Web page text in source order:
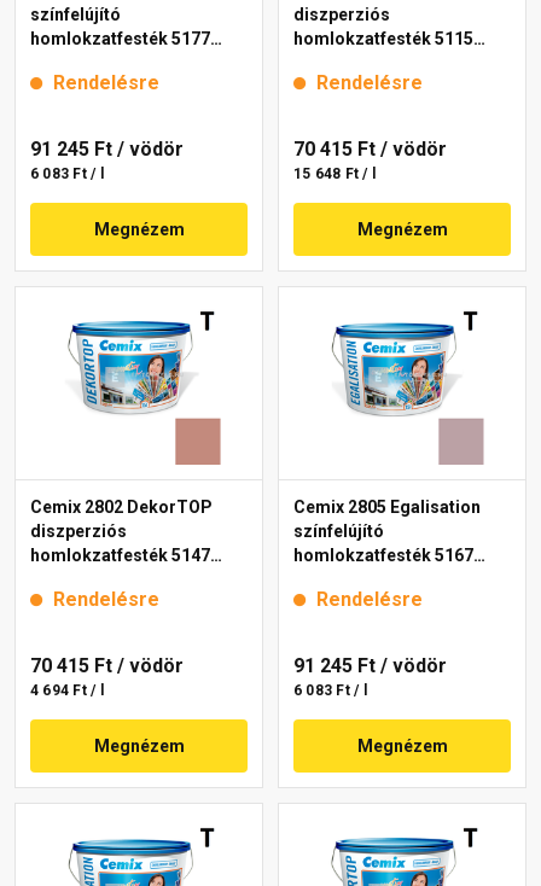
színfelújító
homlokzatfesték 5177
Rendelésre
91 245 Ft / vödör
6 083 Ft / l
Megnézem
diszperziós
homlokzatfesték 5115
Rendelésre
70 415 Ft / vödör
15 648 Ft / l
Megnézem
Cemix 2802 DekorTOP
diszperziós
homlokzatfesték 5147
Rendelésre
70 415 Ft / vödör
4 694 Ft / l
Megnézem
Cemix 2805 Egalisation
színfelújító
homlokzatfesték 5167
Rendelésre
91 245 Ft / vödör
6 083 Ft / l
Megnézem